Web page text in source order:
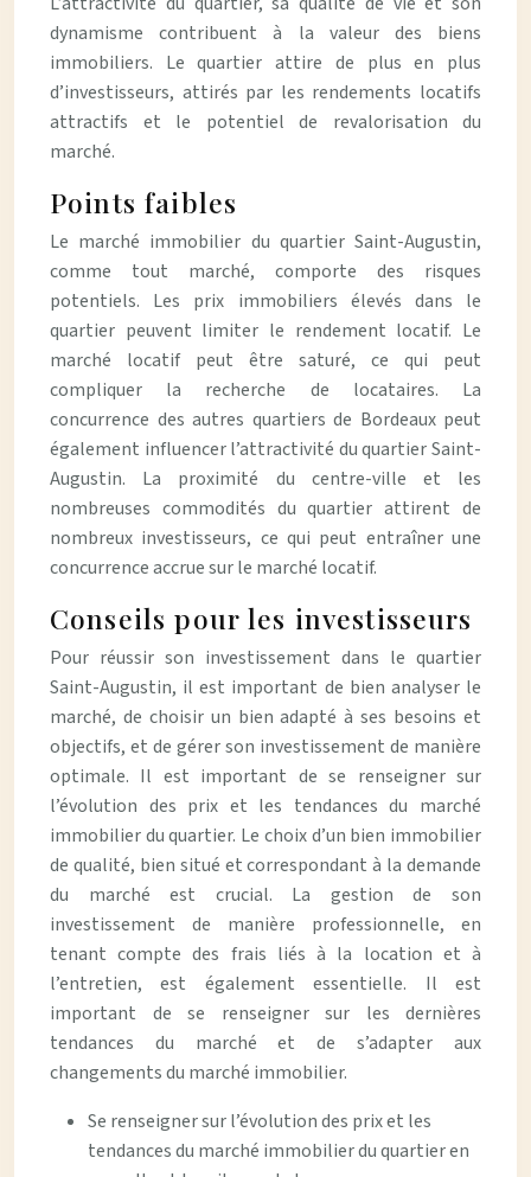
dynamisme contribuent à la valeur des biens
immobiliers. Le quartier attire de plus en plus
d’investisseurs, attirés par les rendements locatifs
attractifs et le potentiel de revalorisation du
marché.
Points faibles
Le marché immobilier du quartier Saint-Augustin,
comme tout marché, comporte des risques
potentiels. Les prix immobiliers élevés dans le
quartier peuvent limiter le rendement locatif. Le
marché locatif peut être saturé, ce qui peut
compliquer la recherche de locataires. La
concurrence des autres quartiers de Bordeaux peut
également influencer l’attractivité du quartier Saint-
Augustin. La proximité du centre-ville et les
nombreuses commodités du quartier attirent de
nombreux investisseurs, ce qui peut entraîner une
concurrence accrue sur le marché locatif.
Conseils pour les investisseurs
Pour réussir son investissement dans le quartier
Saint-Augustin, il est important de bien analyser le
marché, de choisir un bien adapté à ses besoins et
objectifs, et de gérer son investissement de manière
optimale. Il est important de se renseigner sur
l’évolution des prix et les tendances du marché
immobilier du quartier. Le choix d’un bien immobilier
de qualité, bien situé et correspondant à la demande
du marché est crucial. La gestion de son
investissement de manière professionnelle, en
tenant compte des frais liés à la location et à
l’entretien, est également essentielle. Il est
important de se renseigner sur les dernières
tendances du marché et de s’adapter aux
changements du marché immobilier.
Se renseigner sur l’évolution des prix et les
tendances du marché immobilier du quartier en